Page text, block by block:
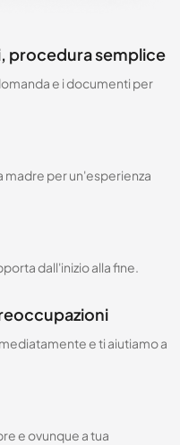
procedura semplice
e i documenti per
madre per un'esperienza
dall'inizio alla fine.
e ti aiutiamo a
e ovunque a tua